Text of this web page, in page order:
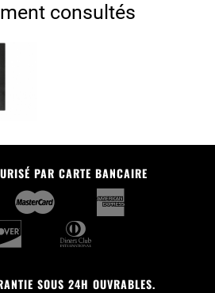
consultés
PAR CARTE BANCAIRE
SOUS 24H OUVRABLES.